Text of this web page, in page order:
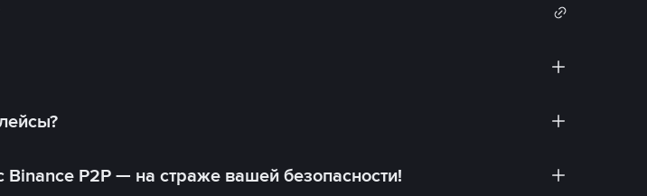
P2P — на страже вашей безопасности!